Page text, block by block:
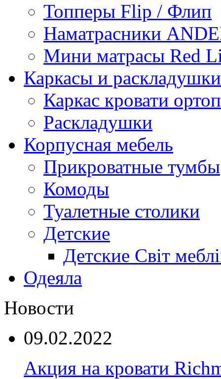
Топперы Flip / Флип
Наматрасники
Мини матрасы Red
Каркасы и раскладушки
Каркас кровати
Раскладушки
Корпусная мебель
Прикроватные тумбы
Комоды
Туалетные столики
Детские
Детские Світ
Одеяла
Новости
09.02.2022
Акция на кровати